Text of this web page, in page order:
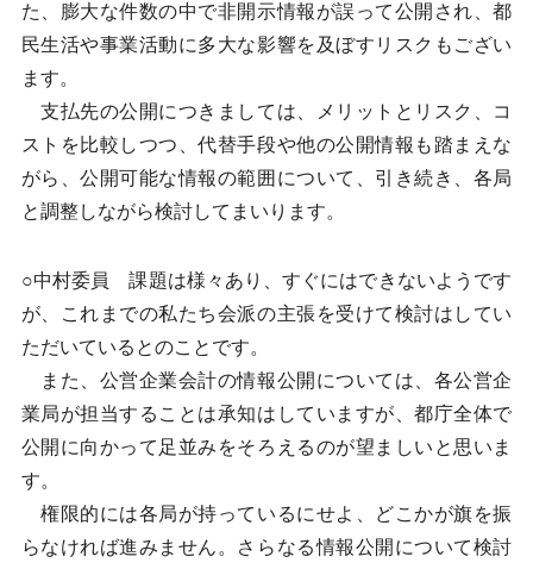
た、膨大な件数の中で非開示情報が誤って公開され、都
民生活や事業活動に多大な影響を及ぼすリスクもござい
ます。
支払先の公開につきましては、メリットとリスク、コ
ストを比較しつつ、代替手段や他の公開情報も踏まえな
がら、公開可能な情報の範囲について、引き続き、各局
と調整しながら検討してまいります。
○中村委員 課題は様々あり、すぐにはできないようです
が、これまでの私たち会派の主張を受けて検討はしてい
ただいているとのことです。
また、公営企業会計の情報公開については、各公営企
業局が担当することは承知はしていますが、都庁全体で
公開に向かって足並みをそろえるのが望ましいと思いま
す。
権限的には各局が持っているにせよ、どこかが旗を振
らなければ進みません。さらなる情報公開について検討